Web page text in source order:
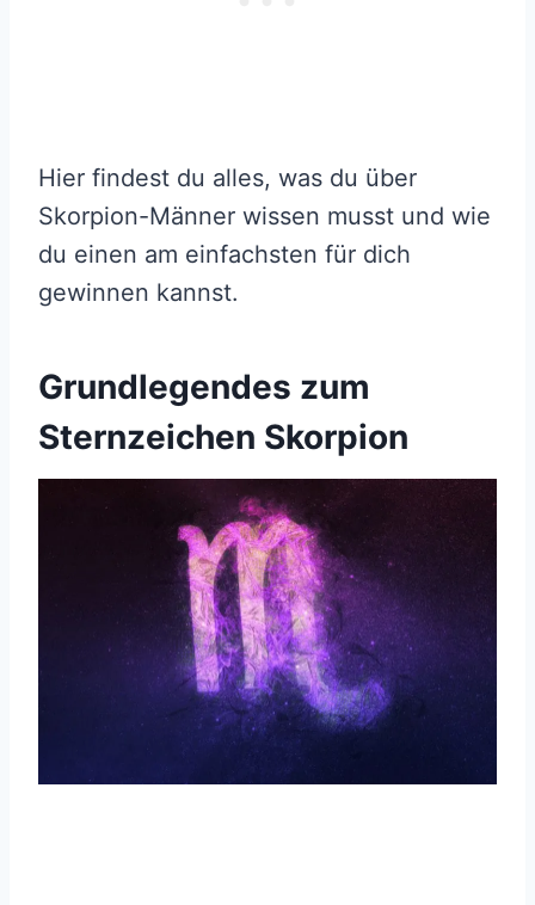
Hier findest du alles, was du über
Skorpion-Männer wissen musst und wie
du einen am einfachsten für dich
gewinnen kannst.
Grundlegendes zum
Sternzeichen Skorpion